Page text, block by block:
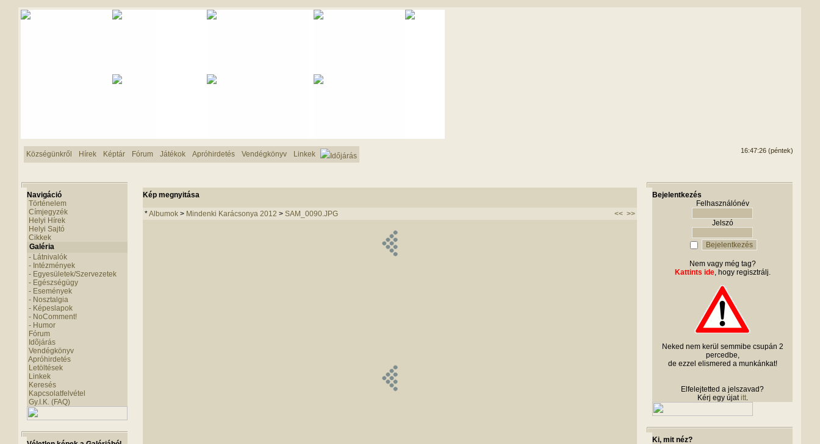
Községünkről Hírek Képtár Fórum Játékok Apróhirdetés Vendégkönyv Linkek Időjárás
16:47:26 (péntek)
Navigáció
Történelem
Címjegyzék
Helyi Hírek
Helyi Sajtó
Cikkek
Galéria
- Látnivalók
- Intézmények
- Egyesületek/Szervezetek
- Egészségügy
- Események
- Nosztalgia
- Képeslapok
- NoComment!
- Humor
Fórum
Idõjárás
Vendégkönyv
Apróhirdetés
Letöltések
Linkek
Keresés
Kapcsolatfelvétel
Gy.I.K. (FAQ)
Kép megnyitása
*Albumok > Mindenki Karácsonya 2012 > SAM_0090.JPG << >>
Bejelentkezés
Felhasználónév
Jelszó
Nem vagy még tag?
Kattints ide, hogy regisztrálj.
Neked nem kerül semmibe csupán 2
percedbe,
de ezzel elismered a munkánkat!
Elfelejtetted a jelszavad?
Kérj egy újatitt.
Ki, mit néz?